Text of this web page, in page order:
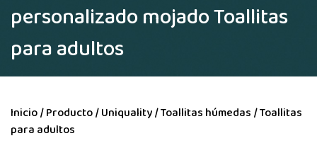
personalizado mojado Toallitas
para adultos
Inicio/Producto/Uniquality/Toallitas húmedas /Toallitas
para adultos